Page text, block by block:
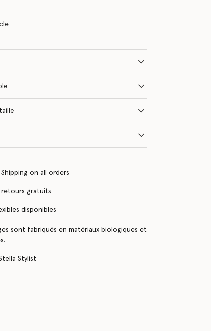
Shipping on all orders
retours gratuits
disponibles
sont fabriqués en matériaux biologiques et
Stylist